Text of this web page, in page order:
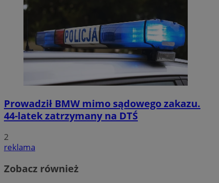
Prowadził BMW mimo sądowego zakazu.
44-latek zatrzymany na DTŚ
2
reklama
Zobacz również